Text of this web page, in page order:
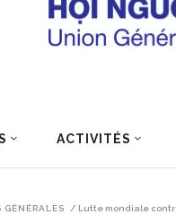
ACTIVITÉS
/ Lutte mondiale